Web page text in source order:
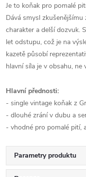
Je to koňak pro pomalé
Dává smysl
charakter a delší dozvuk.
let odstupu, což je na
kazetě působí
hlavní síla je v obsahu, ne
Hlavní přednosti:
- single vintage koňak z
- dlouhé zrání v dubu a
- vhodné pro pomalé pití,
Parametry produktu